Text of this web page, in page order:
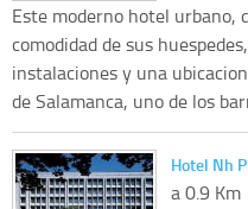
Este moderno hotel urbano,
comodidad de sus
instalaciones y una
de Salamanca, uno de los
Hotel Nh
a 0.9 Km